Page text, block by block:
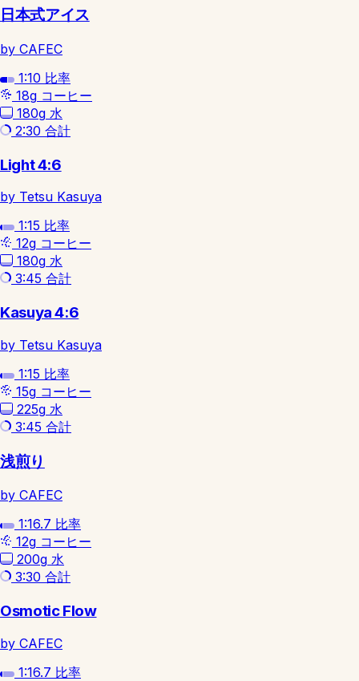
日本式アイス
by CAFEC
1:10 比率
18g コーヒー
180g 水
2:30 合計
Light 4:6
by Tetsu Kasuya
1:15 比率
12g コーヒー
180g 水
3:45 合計
Kasuya 4:6
by Tetsu Kasuya
1:15 比率
15g コーヒー
225g 水
3:45 合計
浅煎り
by CAFEC
1:16.7 比率
12g コーヒー
200g 水
3:30 合計
Osmotic Flow
by CAFEC
1:16.7 比率